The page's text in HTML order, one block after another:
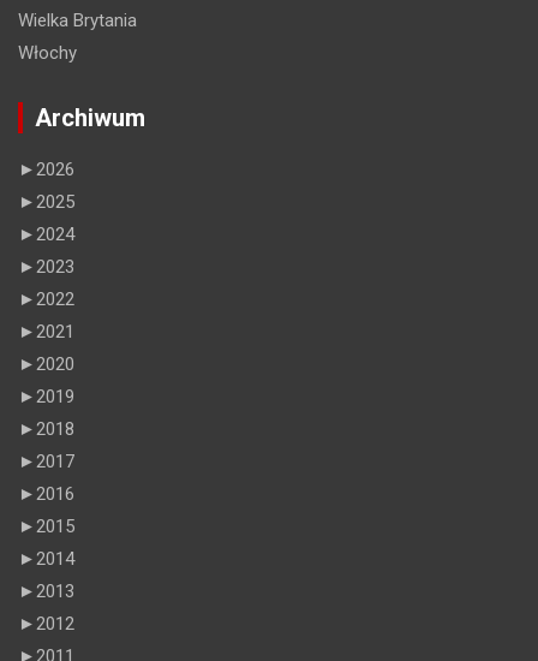
Wielka Brytania
Włochy
Archiwum
►2026
►2025
►2024
►2023
►2022
►2021
►2020
►2019
►2018
►2017
►2016
►2015
►2014
►2013
►2012
► 2011